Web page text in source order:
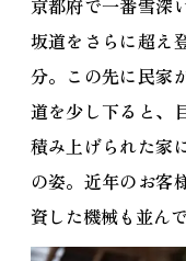
坂道をさらに超え
分。この先に民家
道を少し下ると、
積み上げられた家
の姿。近年のお客
資した機械も並ん